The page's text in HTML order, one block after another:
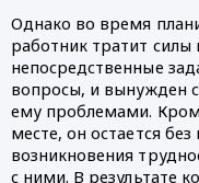
Однако во время
работник тратит силы
непосредственные
вопросы, и вынужден
ему проблемами.
месте, он остается
возникновения
с ними. В результате